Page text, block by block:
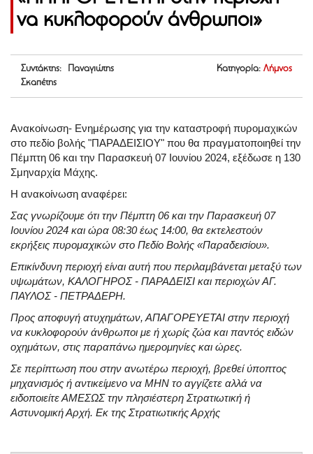
να κυκλοφορούν άνθρωποι»
Συντάκτης: Παναγιώτης
Σκαπέτης
Κατηγορία: Λήμνος
Ανακοίνωση- Ενημέρωσης για την καταστροφή πυρομαχικών
στο πεδίο βολής "ΠΑΡΑΔΕΙΣΙΟΥ" που θα πραγματοποιηθεί την
Πέμπτη 06 και την Παρασκευή 07 Ιουνίου 2024, εξέδωσε η 130
Σμηναρχία Μάχης.
Η ανακοίνωση αναφέρει:
Σας γνωρίζουμε ότι την Πέμπτη 06 και την Παρασκευή 07
Ιουνίου 2024 και ώρα 08:30 έως 14:00, θα εκτελεστούν
εκρήξεις πυρομαχικών στο Πεδίο Βολής «Παραδεισίου».
Επικίνδυνη περιοχή είναι αυτή που περιλαμβάνεται μεταξύ των
υψωμάτων, ΚΑΛΟΓΗΡΟΣ - ΠΑΡΑΔΕΙΣΙ και περιοχών ΑΓ.
ΠΑΥΛΟΣ - ΠΕΤΡΑΔΕΡΗ.
Προς αποφυγή ατυχημάτων, ΑΠΑΓΟΡΕΥΕΤΑΙ στην περιοχή
να κυκλοφορούν άνθρωποι με ή χωρίς ζώα και παντός ειδών
οχημάτων, στις παραπάνω ημερομηνίες και ώρες.
Σε περίπτωση που στην ανωτέρω περιοχή, βρεθεί ύποπτος
μηχανισμός ή αντικείμενο να ΜΗΝ το αγγίζετε αλλά να
ειδοποιείτε ΑΜΕΣΩΣ την πλησιέστερη Στρατιωτική ή
Αστυνομική Αρχή. Εκ της Στρατιωτικής Αρχής